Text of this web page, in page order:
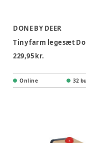
DONE BY DEER
229,95 kr.
Online 32